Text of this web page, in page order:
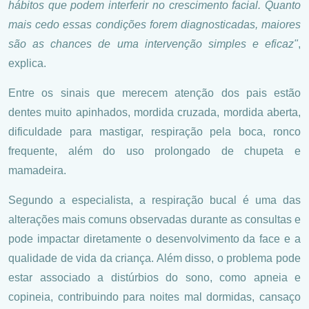
hábitos que podem interferir no crescimento facial. Quanto
mais cedo essas condições forem diagnosticadas, maiores
são as chances de uma intervenção simples e eficaz",
explica.
Entre os sinais que merecem atenção dos pais estão
dentes muito apinhados, mordida cruzada, mordida aberta,
dificuldade para mastigar, respiração pela boca, ronco
frequente, além do uso prolongado de chupeta e
mamadeira.
Segundo a especialista, a respiração bucal é uma das
alterações mais comuns observadas durante as consultas e
pode impactar diretamente o desenvolvimento da face e a
qualidade de vida da criança. Além disso, o problema pode
estar associado a distúrbios do sono, como apneia e
copineia, contribuindo para noites mal dormidas, cansaço